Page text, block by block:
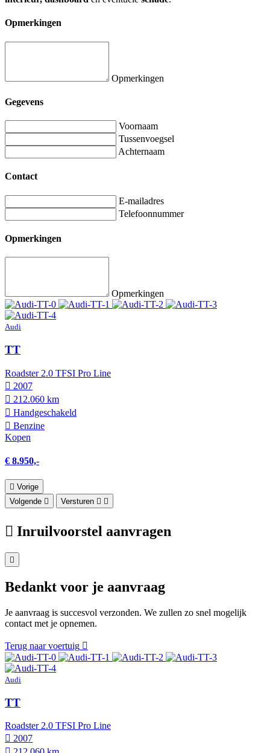
Opmerkingen
Opmerkingen
Gegevens
Voornaam
Tussenvoegsel
Achternaam
Contact
E-mailadres
Telefoonnummer
Opmerkingen
Opmerkingen
Audi
TT
Roadster 2.0 TFSI Pro Line
2007
212.060 km
Hand­geschakeld
Benzine
Kopen
€ 8.950,-
Vorige
Volgende
Versturen
Inruilvoorstel aanvragen
Bedankt voor je aanvraag
Je aanvraag is succesvol verzonden. We zullen zo snel mogelijk
contact met je opnemen.
Terug naar voertuig
Audi
TT
Roadster 2.0 TFSI Pro Line
2007